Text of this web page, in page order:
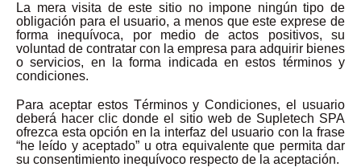
La mera visita de este sitio no impone ningún tipo de
obligación para el usuario, a menos que este exprese de
forma inequívoca, por medio de actos positivos, su
voluntad de contratar con la empresa para adquirir bienes
o servicios, en la forma indicada en estos términos y
condiciones.
Para aceptar estos Términos y Condiciones, el usuario
deberá hacer clic donde el sitio web de Supletech SPA
ofrezca esta opción en la interfaz del usuario con la frase
“he leído y aceptado” u otra equivalente que permita dar
su consentimiento inequívoco respecto de la aceptación.